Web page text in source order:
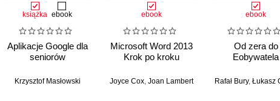
książka ebook
Aplikacje Google dla
seniorów
Krzysztof Masłowski
ebook
Microsoft Word 2013
Krok po kroku
Joyce Cox, Joan Lambert
ebook
Od zera do
Eobywatela
Rafał Bury, Łukasz